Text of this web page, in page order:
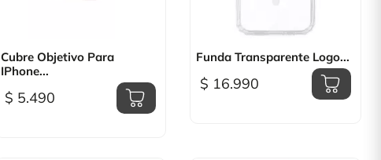
Vista rápida
Cubre Objetivo Para
IPhone...
$ 5.490
Vista rápida
Funda Transparente Logo...
$ 16.990